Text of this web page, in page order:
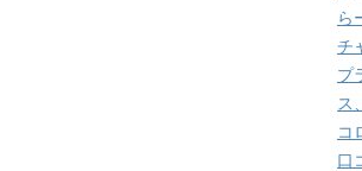
ら
チ
プ
ス
コ
口